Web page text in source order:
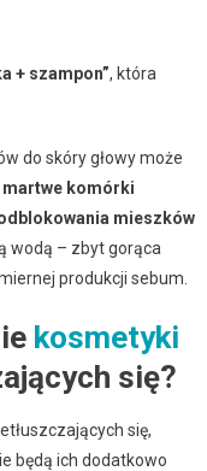
+ szampon”, która
do skóry głowy może
martwe komórki
mieszków
wodą – zbyt gorąca
produkcji sebum.
kosmetyki
się?
się,
będą ich dodatkowo